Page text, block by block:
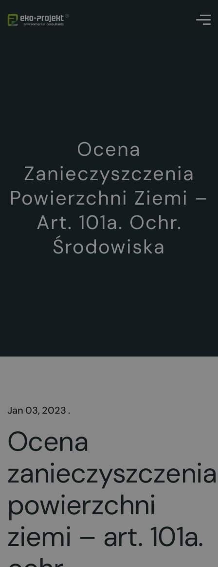
Ocena
Zanieczyszczenia
Powierzchni Ziemi –
Art. 101a. Ochr.
Środowiska
Jan 03, 2023 .
Ocena
zanieczyszczenia
powierzchni
ziemi – art. 101a.